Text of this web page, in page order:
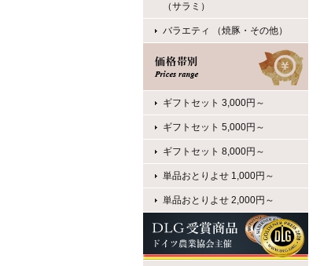
（サラミ）
バラエティ （焼豚・その他）
ギフトセット 3,000円～
ギフトセット 5,000円～
ギフトセット 8,000円～
単品おとりよせ 1,000円～
単品おとりよせ 2,000円～